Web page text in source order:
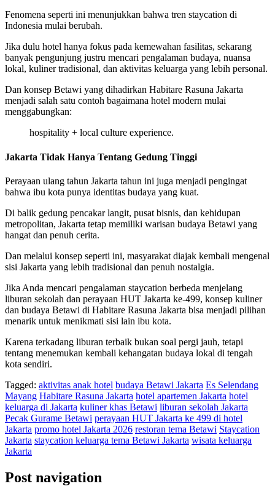
Fenomena seperti ini menunjukkan bahwa tren staycation di
Indonesia mulai berubah.
Jika dulu hotel hanya fokus pada kemewahan fasilitas, sekarang
banyak pengunjung justru mencari pengalaman budaya, nuansa
lokal, kuliner tradisional, dan aktivitas keluarga yang lebih personal.
Dan konsep Betawi yang dihadirkan Habitare Rasuna Jakarta
menjadi salah satu contoh bagaimana hotel modern mulai
menggabungkan:
hospitality + local culture experience.
Jakarta Tidak Hanya Tentang Gedung Tinggi
Perayaan ulang tahun Jakarta tahun ini juga menjadi pengingat
bahwa ibu kota punya identitas budaya yang kuat.
Di balik gedung pencakar langit, pusat bisnis, dan kehidupan
metropolitan, Jakarta tetap memiliki warisan budaya Betawi yang
hangat dan penuh cerita.
Dan melalui konsep seperti ini, masyarakat diajak kembali mengenal
sisi Jakarta yang lebih tradisional dan penuh nostalgia.
Jika Anda mencari pengalaman staycation berbeda menjelang
liburan sekolah dan perayaan HUT Jakarta ke-499, konsep kuliner
dan budaya Betawi di Habitare Rasuna Jakarta bisa menjadi pilihan
menarik untuk menikmati sisi lain ibu kota.
Karena terkadang liburan terbaik bukan soal pergi jauh, tetapi
tentang menemukan kembali kehangatan budaya lokal di tengah
kota sendiri.
Tagged: aktivitas anak hotel budaya Betawi Jakarta Es Selendang
Mayang Habitare Rasuna Jakarta hotel apartemen Jakarta hotel
keluarga di Jakarta kuliner khas Betawi liburan sekolah Jakarta
Pecak Gurame Betawi perayaan HUT Jakarta ke 499 di hotel
Jakarta promo hotel Jakarta 2026 restoran tema Betawi Staycation
Jakarta staycation keluarga tema Betawi Jakarta wisata keluarga
Jakarta
Post navigation